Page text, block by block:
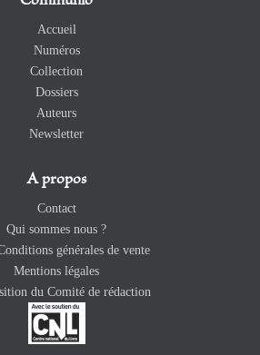
Accueil
Numéros
Collection
Dossiers
Auteurs
Newsletter
A propos
Contact
Qui sommes nous ?
générales de vente
Mentions légales
du Comité de rédaction